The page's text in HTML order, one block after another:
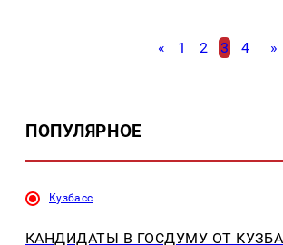
« 1 2 3 4 »
ПОПУЛЯРНОЕ
Кузбасс
КАНДИДАТЫ В ГОСДУМУ ОТ